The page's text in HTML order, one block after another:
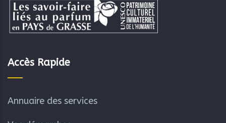
Accès Rapide
Annuaire des services